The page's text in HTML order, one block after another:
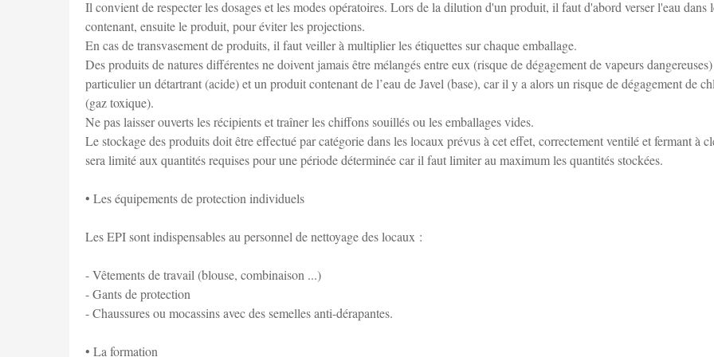
Il convient de respecter les dosages et les modes opératoires. Lors de la dilution d'un produit, il faut d'abord verser l'eau dans
contenant, ensuite le produit, pour éviter les projections.
En cas de transvasement de produits, il faut veiller à multiplier les étiquettes sur chaque emballage.
Des produits de natures différentes ne doivent jamais être mélangés entre eux (risque de dégagement de vapeurs
particulier un détartrant (acide) et un produit contenant de l’eau de Javel (base), car il y a alors un risque de dégagement de
(gaz toxique).
Ne pas laisser ouverts les récipients et traîner les chiffons souillés ou les emballages vides.
Le stockage des produits doit être effectué par catégorie dans les locaux prévus à cet effet, correctement ventilé et fermant à
sera limité aux quantités requises pour une période déterminée car il faut limiter au maximum les quantités stockées.
• Les équipements de protection individuels
Les EPI sont indispensables au personnel de nettoyage des locaux :
- Vêtements de travail (blouse, combinaison ...)
- Gants de protection
- Chaussures ou mocassins avec des semelles anti-dérapantes.
• La formation